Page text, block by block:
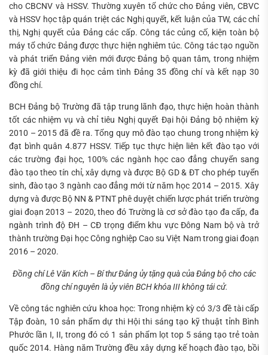
cho CBCNV và HSSV. Thường xuyên tổ chức cho Đảng viên, CBVC
và HSSV học tập quán triệt các Nghị quyết, kết luận của TW, các chỉ
thị, Nghị quyết của Đảng các cấp. Công tác củng cố, kiện toàn bộ
máy tổ chức Đảng được thực hiện nghiêm túc. Công tác tạo nguồn
và phát triển Đảng viên mới được Đảng bộ quan tâm, trong nhiệm
kỳ đã giới thiệu đi học cảm tình Đảng 35 đồng chí và kết nạp 30
đồng chí.
BCH Đảng bộ Trường đã tập trung lãnh đạo, thực hiện hoàn thành
tốt các nhiệm vụ và chỉ tiêu Nghị quyết Đại hội Đảng bộ nhiệm kỳ
2010 – 2015 đã đề ra. Tổng quy mô đào tạo chung trong nhiệm kỳ
đạt bình quân 4.877 HSSV. Tiếp tục thực hiện liên kết đào tạo với
các trường đại học, 100% các ngành học cao đẳng chuyển sang
đào tạo theo tín chỉ, xây dựng và được Bộ GD & ĐT cho phép tuyển
sinh, đào tạo 3 ngành cao đẳng mới từ năm học 2014 – 2015. Xây
dựng và được Bộ NN & PTNT phê duyệt chiến lược phát triển trường
giai đoạn 2013 – 2020, theo đó Trường là cơ sở đào tạo đa cấp, đa
ngành trình độ ĐH – CĐ trọng điểm khu vực Đông Nam bộ và trở
thành trường Đại học Công nghiệp Cao su Việt Nam trong giai đoạn
2016 – 2020.
Đồng chí Lê Văn Kích – Bí thư Đảng ủy tặng quà của Đảng bộ cho các
đồng chí nguyên là ủy viên BCH khóa III không tái cử.
Về công tác nghiên cứu khoa học: Trong nhiệm kỳ có 3/3 đề tài cấp
Tập đoàn, 10 sản phẩm dự thi Hội thi sáng tạo kỹ thuật tỉnh Bình
Phước lần I, II, trong đó có 1 sản phẩm lọt top 5 sáng tạo trẻ toàn
quốc 2014. Hàng năm Trường đều xây dựng kế hoạch đào tạo, bồi